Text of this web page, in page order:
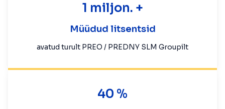
1 miljon. +
Müüdud litsentsid
avatud turult PREO / PREDNY SLM Groupilt
40 %